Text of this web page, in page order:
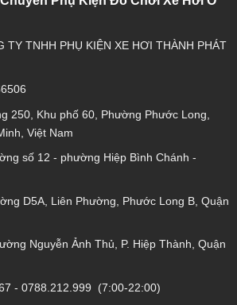
TY TNHH PHỤ KIỆN XE HƠI THÀNH PHÁT
250, Khu phố 60, Phường Phước Long,
Việt Nam
số 12 - phường Hiệp Bình Chánh -
D5A, Liên Phường, Phước Long B, Quận
Nguyễn Ảnh Thủ, P. Hiệp Thành, Quận
- 0788.212.999 (7:00-22:00)